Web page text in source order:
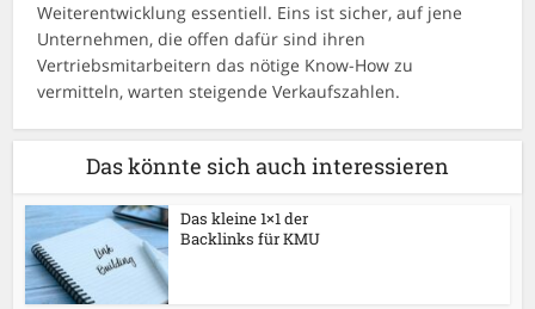
Weiterentwicklung essentiell. Eins ist sicher, auf jene
Unternehmen, die offen dafür sind ihren
Vertriebsmitarbeitern das nötige Know-How zu
vermitteln, warten steigende Verkaufszahlen.
Das könnte sich auch interessieren
Das kleine 1×1 der
Backlinks für KMU